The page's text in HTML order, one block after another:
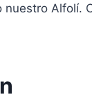
Alfolí.